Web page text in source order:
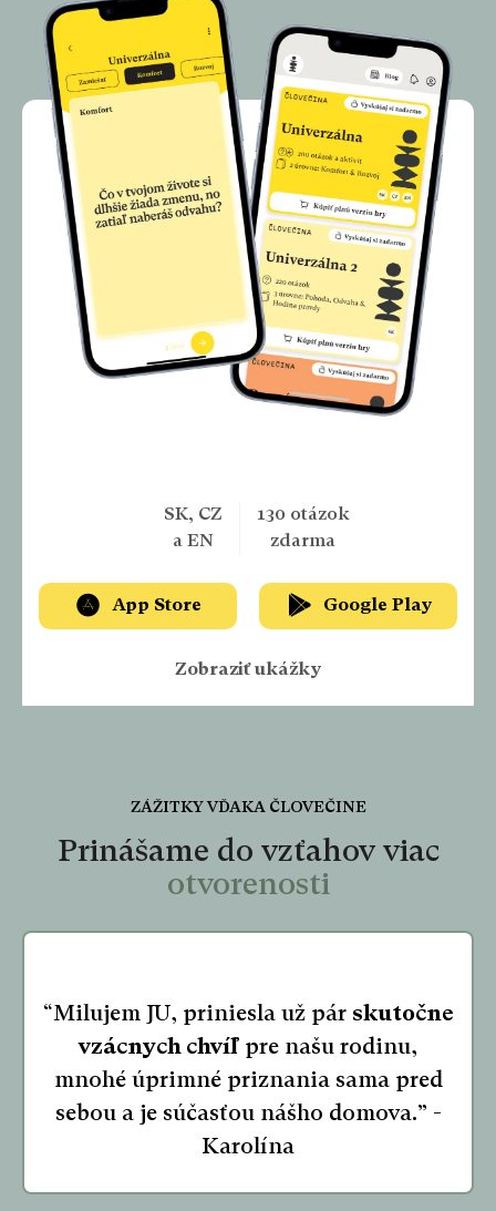
SK, CZ
a EN
130 otázok
zdarma
App Store Google Play
Zobraziť ukážky
ZÁŽITKY VĎAKA ČLOVEČINE
Prinášame do vzťahov viac
otvorenosti
“Milujem JU, priniesla už pár skutočne
vzácnych chvíľ pre našu rodinu,
mnohé úprimné priznania sama pred
sebou a je súčasťou nášho domova.” -
Karolína